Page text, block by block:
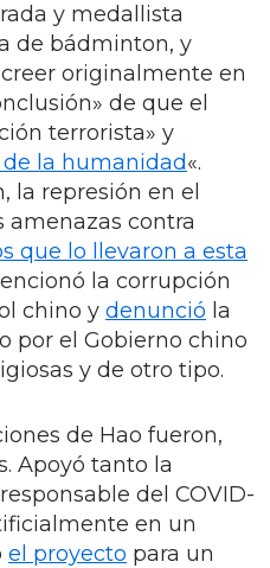
y medallista
de bádminton, y
originalmente en
de que el
terrorista» y
la humanidad«.
la represión en el
amenazas contra
que lo llevaron a esta
la corrupción
chino y denunció la
por el Gobierno chino
y de otro tipo.
de Hao fueron,
Apoyó tanto la
del COVID-
en un
el proyecto para un